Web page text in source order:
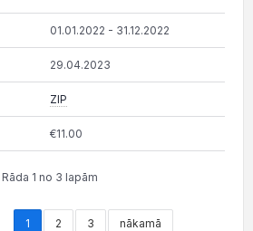
01.01.2022 - 31.12.2022
29.04.2023
ZIP
€11.00
Rāda 1 no 3 lapām
1 2 3 nākamā